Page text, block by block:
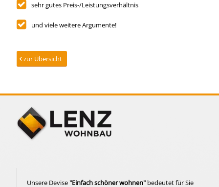
sehr gutes Preis-/Leistungsverhältnis
und viele weitere Argumente!
zur Übersicht
Unsere Devise "Einfach schöner wohnen"bedeutet für Sie